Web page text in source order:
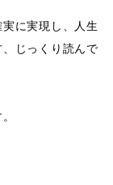
に実現し、人生
じっくり読んで
。